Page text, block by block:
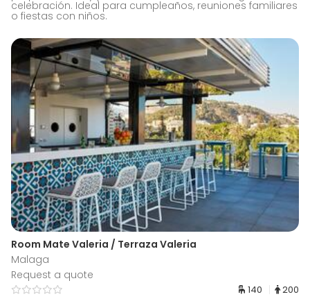
celebración. Ideal para cumpleaños, reuniones familiares
o fiestas con niños.
Room Mate Valeria / Terraza Valeria
Malaga
Request a quote
140 200